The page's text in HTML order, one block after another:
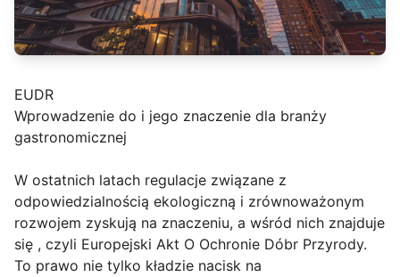
EUDR
Wprowadzenie do i jego znaczenie dla branży
gastronomicznej
W ostatnich latach regulacje związane z
odpowiedzialnością ekologiczną i zrównoważonym
rozwojem zyskują na znaczeniu, a wśród nich znajduje
się , czyli Europejski Akt O Ochronie Dóbr Przyrody.
To prawo nie tylko kładzie nacisk na